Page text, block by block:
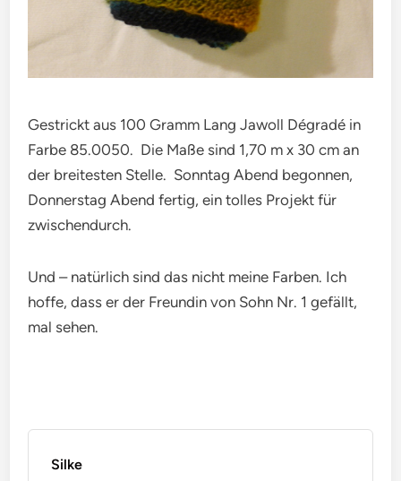
Gestrickt aus 100 Gramm Lang Jawoll Dégradé in
Farbe 85.0050. Die Maße sind 1,70 m x 30 cm an
der breitesten Stelle. Sonntag Abend begonnen,
Donnerstag Abend fertig, ein tolles Projekt für
zwischendurch.
Und – natürlich sind das nicht meine Farben. Ich
hoffe, dass er der Freundin von Sohn Nr. 1 gefällt,
mal sehen.
Silke